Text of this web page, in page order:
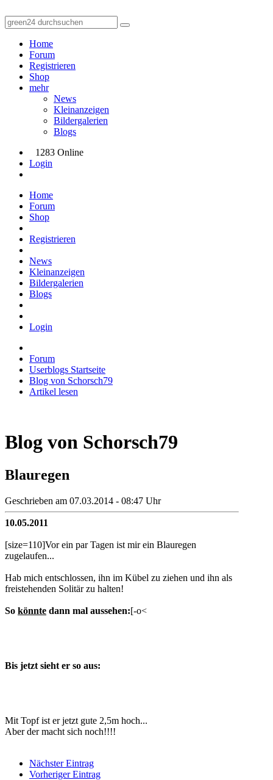
Home
Forum
Registrieren
Shop
mehr
News
Kleinanzeigen
Bildergalerien
Blogs
1283 Online
Login
Home
Forum
Shop
Registrieren
News
Kleinanzeigen
Bildergalerien
Blogs
Login
Forum
Userblogs Startseite
Blog von Schorsch79
Artikel lesen
Blog von Schorsch79
Blauregen
Geschrieben am 07.03.2014 - 08:47 Uhr
10.05.2011
[size=110]Vor ein par Tagen ist mir ein Blauregen
zugelaufen...
Hab mich entschlossen, ihn im Kübel zu ziehen und ihn als
freistehenden Solitär zu halten!
So könnte dann mal aussehen:[-o<
Bis jetzt sieht er so aus:
Mit Topf ist er jetzt gute 2,5m hoch...
Aber der macht sich noch!!!!
Nächster Eintrag
Vorheriger Eintrag